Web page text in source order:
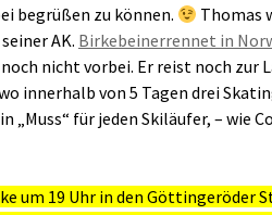
begrüßen zu können.
Thomas
AK. Birkebeinerrennet in
nicht vorbei. Er reist noch zur
innerhalb von 5 Tagen drei
„Muss“ für jeden Skiläufer, – wie
um 19 Uhr in den Göttingeröder